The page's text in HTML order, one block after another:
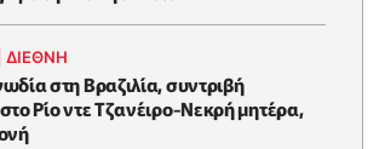
|ΔΙΕΘΝΗ
στη Βραζιλία, συντριβή
Ρίο ντε Τζανέιρο-Νεκρή μητέρα,